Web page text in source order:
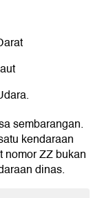
sembarangan.
kendaraan
nomor ZZ bukan
dinas.